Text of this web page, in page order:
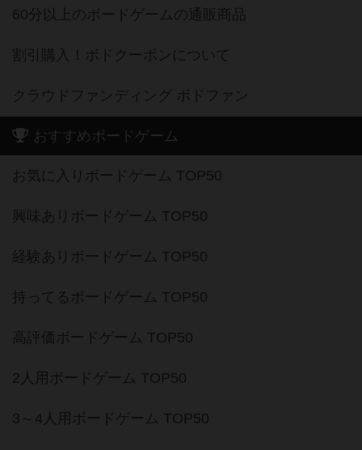
60分以上のボードゲームの通販商品
割引購入！ボドクーポンについて
クラウドファンディング ボドファン
おすすめボードゲーム
お気に入りボードゲーム TOP50
興味ありボードゲーム TOP50
経験ありボードゲーム TOP50
持ってるボードゲーム TOP50
高評価ボードゲーム TOP50
2人用ボードゲーム TOP50
3～4人用ボードゲーム TOP50